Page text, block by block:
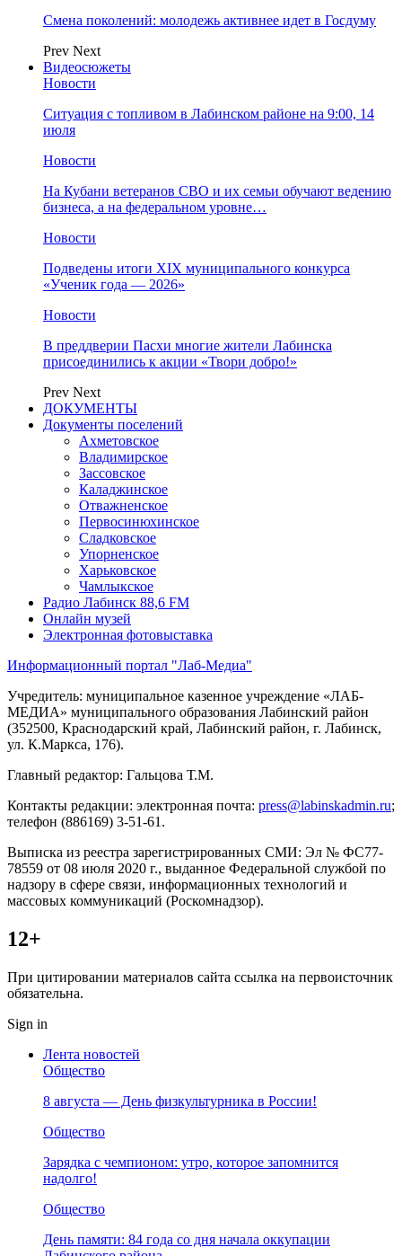
Смена поколений: молодежь активнее идет в Госдуму
Prev Next
Видеосюжеты
Новости
Ситуация с топливом в Лабинском районе на 9:00, 14
июля
Новости
На Кубани ветеранов СВО и их семьи обучают ведению
бизнеса, а на федеральном уровне…
Новости
Подведены итоги XIX муниципального конкурса
«Ученик года — 2026»
Новости
В преддверии Пасхи многие жители Лабинска
присоединились к акции «Твори добро!»
Prev Next
ДОКУМЕНТЫ
Документы поселений
Ахметовское
Владимирское
Зассовское
Каладжинское
Отважненское
Первосинюхинское
Сладковское
Упорненское
Харьковское
Чамлыкское
Радио Лабинск 88,6 FM
Онлайн музей
Электронная фотовыставка
Информационный портал "Лаб-Медиа"
Учредитель: муниципальное казенное учреждение «ЛАБ-
МЕДИА» муниципального образования Лабинский район
(352500, Краснодарский край, Лабинский район, г. Лабинск,
ул. К.Маркса, 176).
Главный редактор: Гальцова Т.М.
Контакты редакции: электронная почта: press@labinskadmin.ru;
телефон (886169) 3-51-61.
Выписка из реестра зарегистрированных СМИ: Эл № ФС77-
78559 от 08 июля 2020 г., выданное Федеральной службой по
надзору в сфере связи, информационных технологий и
массовых коммуникаций (Роскомнадзор).
12+
При цитировании материалов сайта ссылка на первоисточник
обязательна.
Sign in
Лента новостей
Общество
8 августа — День физкультурника в России!
Общество
Зарядка с чемпионом: утро, которое запомнится
надолго!
Общество
День памяти: 84 года со дня начала оккупации